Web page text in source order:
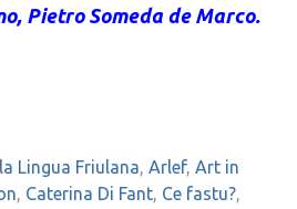
Pietro Someda de Marco.
Lingua Friulana, Arlef, Art in
, Caterina Di Fant, Ce fastu?,